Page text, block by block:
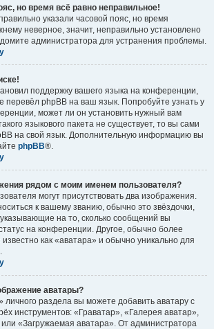
но время всё равно неправильное!
указали часовой пояс, но время
неверное, значит, неправильно установлено
администратора для устранения проблемы.
поддержку вашего языка на конференции,
перевёл phpBB на ваш язык. Попробуйте узнать у
может ли он установить нужный вам
языкового пакета не существует, то вы сами
на свой язык. Дополнительную информацию вы
phpBB®.
рядом с моим именем пользователя?
могут присутствовать два изображения.
к вашему званию, обычно это звёздочки,
указывающие на то, сколько сообщений вы
на конференции. Другое, обычно более
как «аватара» и обычно уникально для
аватары?
личного раздела вы можете добавить аватару с
инструментов: «Граватар», «Галерея аватар»,
«Загружаемая аватара». От администратора